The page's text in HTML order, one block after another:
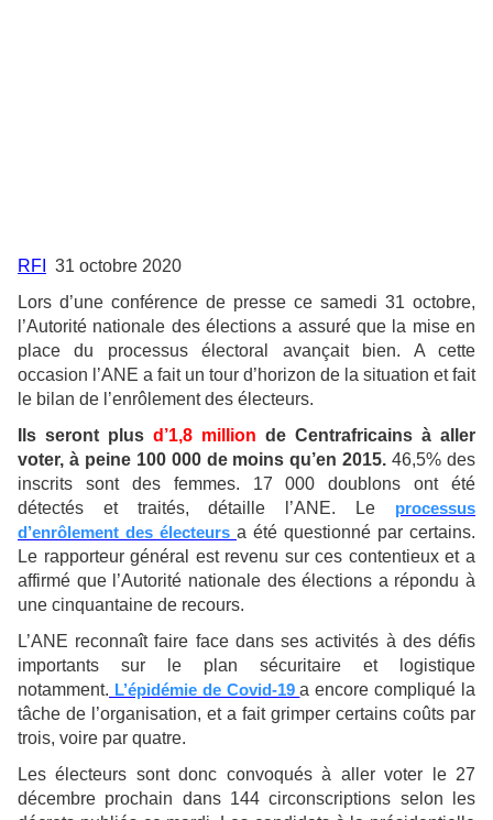
RFI
31 octobre 2020
Lors d’une conférence de presse ce samedi 31 octobre,
l’Autorité nationale des élections a assuré que la mise en
place du processus électoral avançait bien. A cette
occasion l’ANE a fait un tour d’horizon de la situation et fait
le bilan de l’enrôlement des électeurs.
Ils seront plus d’1,8 million de Centrafricains à aller
voter, à peine 100 000 de moins qu’en 2015.46,5% des
inscrits sont des femmes. 17 000 doublons ont été
détectés et traités, détaille l’ANE. Le processus
d’enrôlement des électeurs a été questionné par certains.
Le rapporteur général est revenu sur ces contentieux et a
affirmé que l’Autorité nationale des élections a répondu à
une cinquantaine de recours.
L’ANE reconnaît faire face dans ses activités à des défis
importants sur le plan sécuritaire et logistique
notamment. L’épidémie de Covid-19a encore compliqué la
tâche de l’organisation, et a fait grimper certains coûts par
trois, voire par quatre.
Les électeurs sont donc convoqués à aller voter le 27
décembre prochain dans 144 circonscriptions selon les